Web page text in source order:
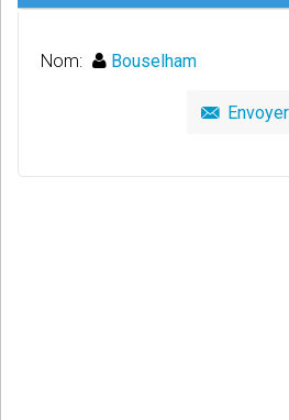
Nom: Bouselham
Envoyer